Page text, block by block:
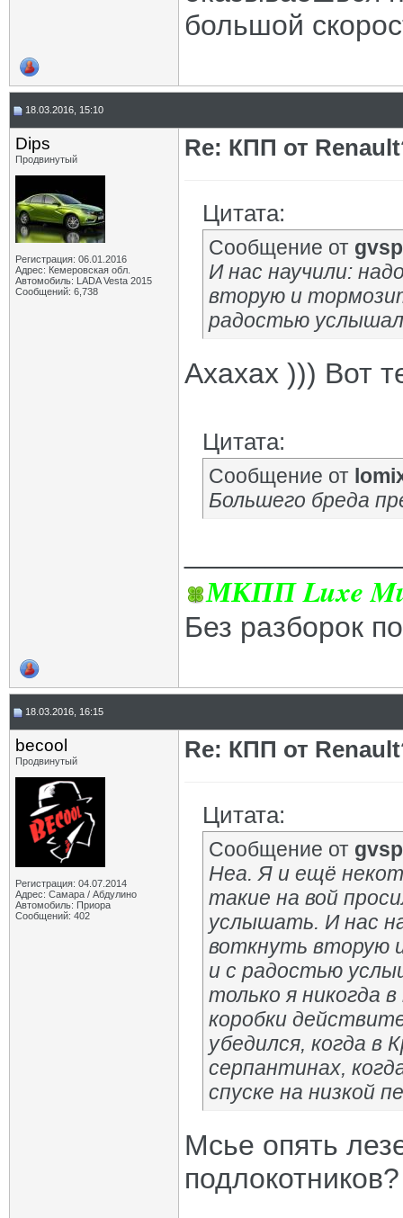
большой
18.03.2016, 15:10
Dips
Продвинутый
Регистрация: 06.01.2016
Адрес: Кемеровская обл.
Автомобиль: LADA Vesta 2015
Сообщений: 6,738
Re: КПП от
Цитата:
Сообщение от gvsp
И нас научили:
вторую и
радостью
Ахахах ))) Вот
Цитата:
Сообщение от
Большего бреда
МКПП Luxe
Без разборок
18.03.2016, 16:15
becool
Продвинутый
Регистрация: 04.07.2014
Адрес: Самара / Абдулино
Автомобиль: Приора
Сообщений: 402
Re: КПП от
Цитата:
Сообщение от gvsp
Неа. Я и ещё
такие на вой
услышать. И нас
воткнуть вторую
и с радостью
только я никогда
коробки
убедился, когда в
серпантинах,
спуске на низкой
Мсье опять
подлокотников?